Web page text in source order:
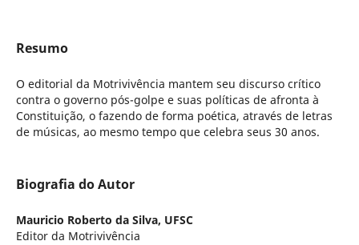
Resumo
O editorial da Motrivivência mantem seu discurso crítico
contra o governo pós-golpe e suas políticas de afronta à
Constituição, o fazendo de forma poética, através de letras
de músicas, ao mesmo tempo que celebra seus 30 anos.
Biografia do Autor
Mauricio Roberto da Silva, UFSC
Editor da Motrivivência